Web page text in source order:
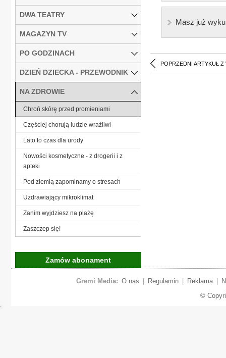
Masz już
POPRZEDNI ARTYKUŁ Z
DWA TEATRY
MAGAZYN TV
PO GODZINACH
DZIEŃ DZIECKA - PRZEWODNIK
NA ZDROWIE
Chroń skórę przed promieniami
Częściej chorują ludzie wrażliwi
Lato to czas dla urody
Nowości kosmetyczne - z drogerii i z
apteki
Pod ziemią zapominamy o stresach
Uzdrawiający mikroklimat
Zanim wyjdziesz na plażę
Zaszczep się!
Zamów abonament
Gremi Media: O nas Regulamin Reklama
©